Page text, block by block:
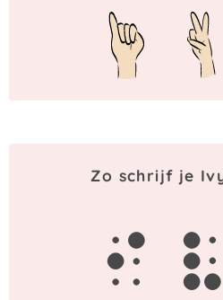
Zo schrijf je
i v